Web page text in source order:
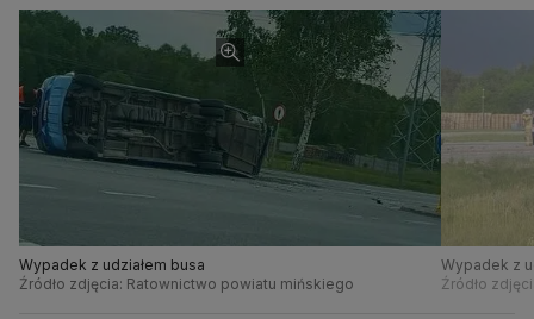
Wypadek z udziałem busa
Źródło zdjęcia: Ratownictwo powiatu mińskiego
Wypadek z
Źródło